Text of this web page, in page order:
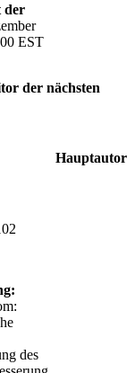
der
EST
der nächsten
Hauptautor
des